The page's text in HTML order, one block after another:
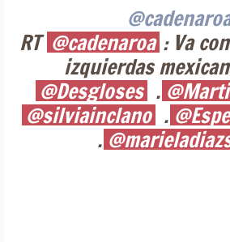
RT @cadenaroa : Va
izquierdas
@Desgloses .
@silviainclano .
.